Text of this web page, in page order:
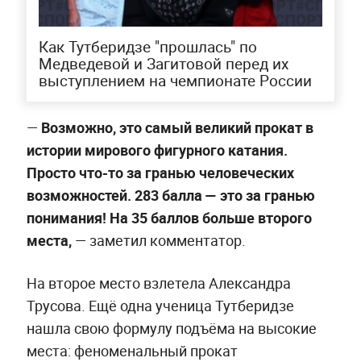
Как Тутберидзе "прошлась" по
Медведевой и Загитовой перед их
выступлением на чемпионате России
— Возможно, это самый великий прокат в
истории мирового фигурного катания.
Просто что-то за гранью человеческих
возможностей. 283 балла — это за гранью
понимания! На 35 баллов больше второго
места,— заметил комментатор.
На второе место взлетела Александра
Трусова. Ещё одна ученица Тутберидзе
нашла свою формулу подъёма на высокие
места: феноменальный прокат